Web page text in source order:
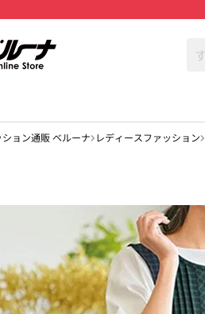
ション通販 ベルーナ レディースファッション